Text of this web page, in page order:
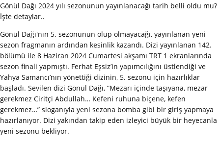
Gönül Dağı 2024 yılı sezonunun yayınlanacağı tarih belli oldu mu?
İşte detaylar..
Gönül Dağı'nın 5. sezonunun olup olmayacağı, yayınlanan yeni
sezon fragmanın ardından kesinlik kazandı. Dizi yayınlanan 142.
bölümü ile 8 Haziran 2024 Cumartesi akşamı TRT 1 ekranlarında
sezon finali yapmıştı. Ferhat Eşsiz’in yapımcılığını üstlendiği ve
Yahya Samancı’nın yönettiği dizinin, 5. sezonu için hazırlıklar
başladı. Sevilen dizi Gönül Dağı, “Mezarı içinde taşıyana, mezar
gerekmez Ciritçi Abdullah… Kefeni ruhuna biçene, kefen
gerekmez…” sloganıyla yeni sezona bomba gibi bir giriş yapmaya
hazırlanıyor. Dizi yakından takip eden izleyici büyük bir heyecanla
yeni sezonu bekliyor.